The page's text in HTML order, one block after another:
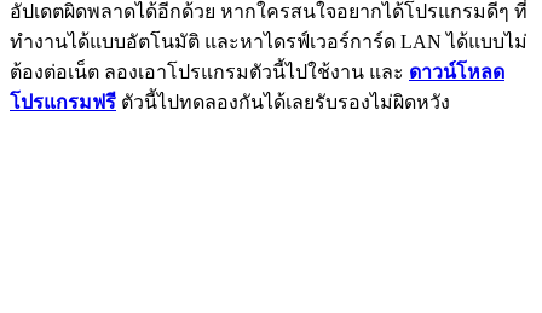
อัปเดตผิดพลาดได้อีกด้วย หากใครสนใจอยากได้โปรแกรมดีๆ ที่
ทำงานได้แบบอัตโนมัติ และหาไดรฟ์เวอร์การ์ด LAN ได้แบบไม่
ต้องต่อเน็ต ลองเอาโปรแกรมตัวนี้ไปใช้งาน และ ดาวน์โหลด
โปรแกรมฟรี ตัวนี้ไปทดลองกันได้เลยรับรองไม่ผิดหวัง